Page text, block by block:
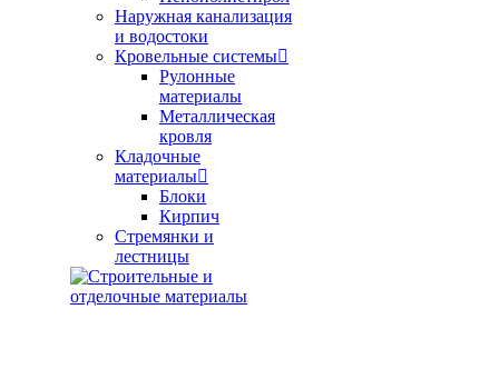
Наружная канализация
и водостоки
Кровельные системы
Рулонные
материалы
Металлическая
кровля
Кладочные
материалы
Блоки
Кирпич
Стремянки и
лестницы